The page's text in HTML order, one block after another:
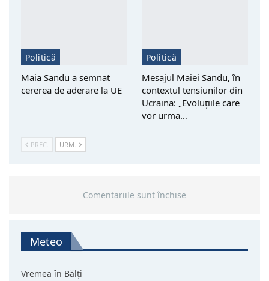
Politică
Maia Sandu a semnat
cererea de aderare la UE
Politică
Mesajul Maiei Sandu, în
contextul tensiunilor din
Ucraina: „Evoluțiile care
vor urma…
PREC. URM.
Comentariile sunt închise
Meteo
Vremea în Bălți